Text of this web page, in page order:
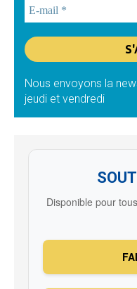
Nous envoyons la
jeudi et vendredi
Disponible pour